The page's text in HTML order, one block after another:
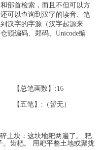
和部首检索，而且不但可以方
可以查询到汉字的读音、笔
汉字的字源（汉字起源来
颉编码、郑码、Unicode编
【总笔画数】:16
【五笔】:（暂无）
土块：这块地耙两遍了。 耙
。齿耙。 用耙平整土地或聚拢